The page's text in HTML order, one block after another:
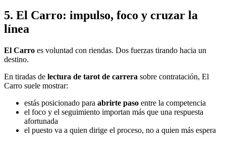
5. El Carro: impulso, foco y cruzar la
línea
El Carro es voluntad con riendas. Dos fuerzas tirando hacia un
destino.
En tiradas de lectura de tarot de carrera sobre contratación, El
Carro suele mostrar:
estás posicionado para abrirte paso entre la competencia
el foco y el seguimiento importan más que una respuesta
afortunada
el puesto va a quien dirige el proceso, no a quien más espera